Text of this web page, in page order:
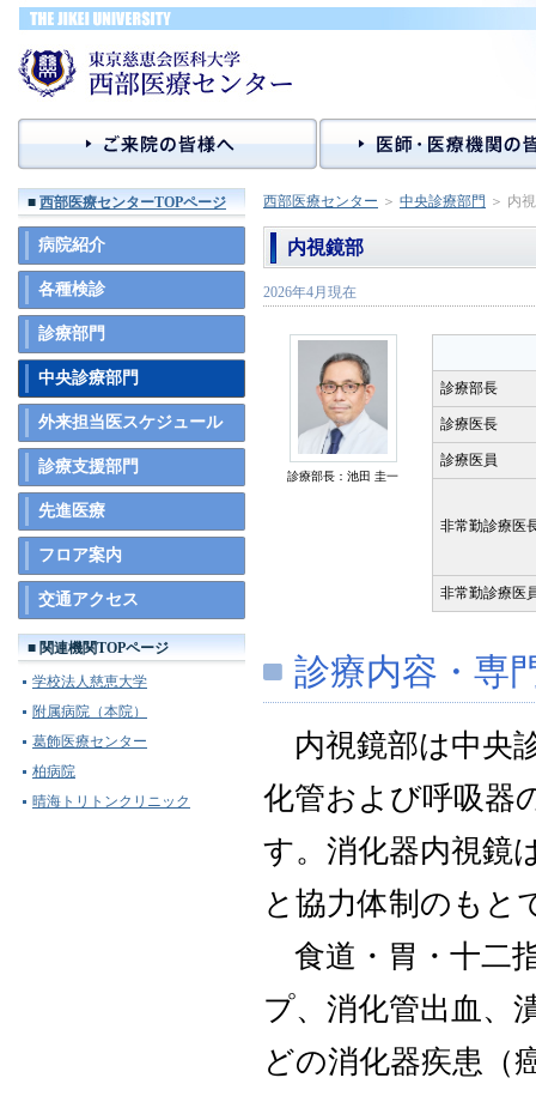
■ 西部医療センターTOPページ
病院紹介
各種検診
診療部門
中央診療部門
外来担当医スケジュール
診療支援部門
先進医療
フロア案内
交通アクセス
■ 関連機関TOPページ
学校法人慈恵大学
附属病院（本院）
葛飾医療センター
柏病院
晴海トリトンクリニック
西部医療センター ＞ 中央診療部門 ＞ 内
内視鏡部
2026年4月現在
診療部長：池田 圭一
診療部長
診療医長
診療医員
非常勤診療医
非常勤診療医
診療内容・専
内視鏡部は中央
化管および呼吸器
す。消化器内視鏡
と協力体制のもと
食道・胃・十二
プ、消化管出血、
どの消化器疾患（